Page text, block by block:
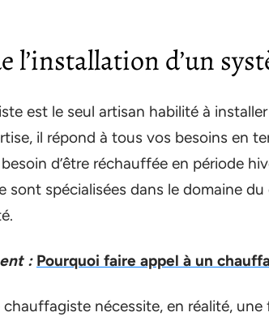
l’installation d’un
est le seul artisan habilité à
il répond à tous vos besoins en
d’être réchauffée en période
sont spécialisées dans le domaine
: Pourquoi faire appel à un
chauffagiste nécessite, en réalité,